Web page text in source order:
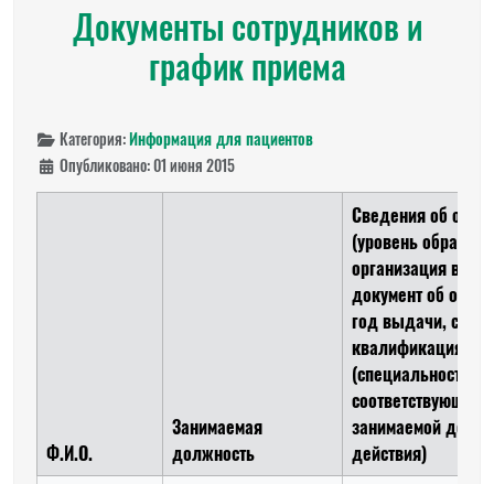
Документы сотрудников и
график приема
Категория:Информация для пациентов
Опубликовано: 01 июня 2015
Ф.И.О.
Занимаемая
должность
Сведения об
(уровень
организация
документ об
год выдачи,
квалификация)
(специальность
соответствующая
занимаемой
действия)